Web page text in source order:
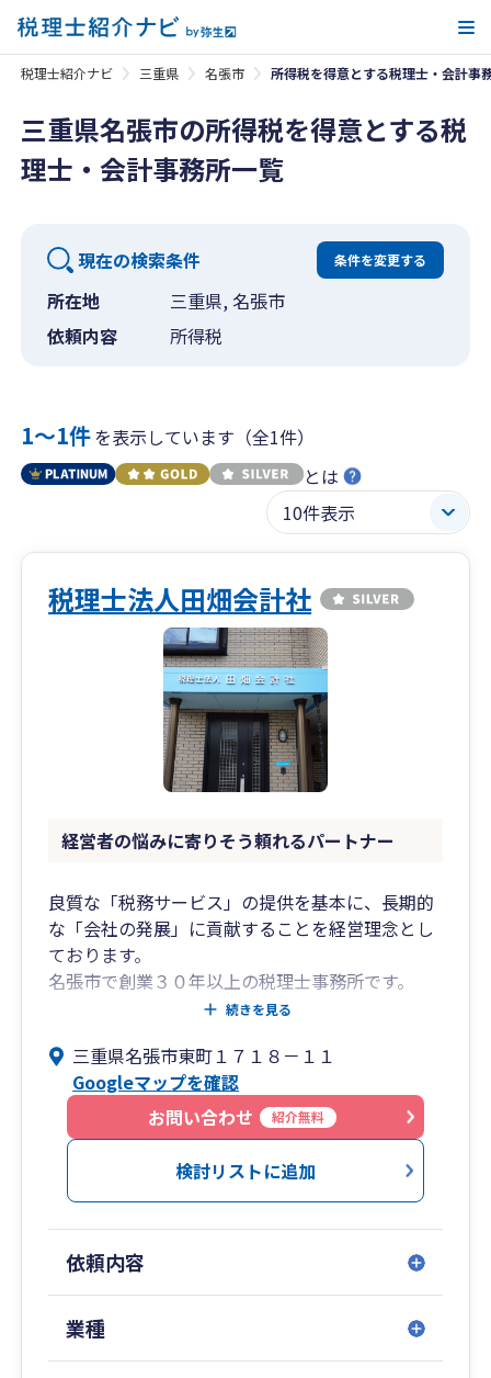
税理士紹介ナビ 三重県 名張市 所得税を得意とする税理士・会計事
三重県名張市の所得税を得意とする税
理士・会計事務所一覧
現在の検索条件 条件を変更する
所在地
三重県, 名張市
依頼内容
所得税
1〜1件を表示しています（全1件）
とは
税理士法人田畑会計社
経営者の悩みに寄りそう頼れるパートナー
良質な「税務サービス」の提供を基本に、長期的
な「会社の発展」に貢献することを経営理念とし
ております。
名張市で創業３０年以上の税理士事務所です。
（令和５年７月に税理士法人となりました）
【私たちの特徴】
① スモールビジネスに特化しています。
起業前～売上高３億円までの法人・個人事業主
の税務顧問を得意としています。
この規模の経営者様は孤独を感じながら会社経
たいと考えています。
② お客様対応はすべて税理士が担当いたします。
続きを見る
三重県名張市東町１７１８－１１
Googleマップを確認
お問い合わせ
紹介無料
検討リストに追加
依頼内容
業種